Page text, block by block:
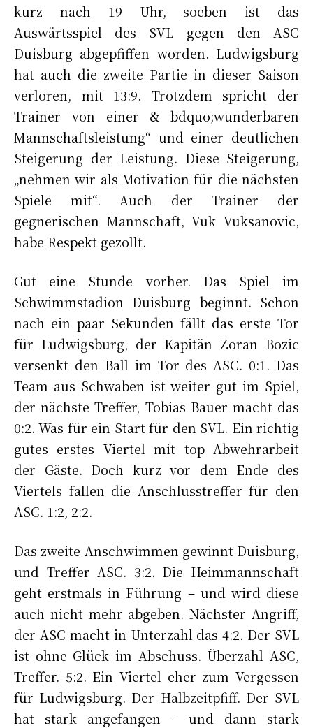
kurz nach 19 Uhr, soeben ist das
Auswärtsspiel des SVL gegen den ASC
Duisburg abgepfiffen worden. Ludwigsburg
hat auch die zweite Partie in dieser Saison
verloren, mit 13:9. Trotzdem spricht der
Trainer von einer & bdquo;wunderbaren
Mannschaftsleistung“ und einer deutlichen
Steigerung der Leistung. Diese Steigerung,
„nehmen wir als Motivation für die nächsten
Spiele mit“. Auch der Trainer der
gegnerischen Mannschaft, Vuk Vuksanovic,
habe Respekt gezollt.
Gut eine Stunde vorher. Das Spiel im
Schwimmstadion Duisburg beginnt. Schon
nach ein paar Sekunden fällt das erste Tor
für Ludwigsburg, der Kapitän Zoran Bozic
versenkt den Ball im Tor des ASC. 0:1. Das
Team aus Schwaben ist weiter gut im Spiel,
der nächste Treffer, Tobias Bauer macht das
0:2. Was für ein Start für den SVL. Ein richtig
gutes erstes Viertel mit top Abwehrarbeit
der Gäste. Doch kurz vor dem Ende des
Viertels fallen die Anschlusstreffer für den
ASC. 1:2, 2:2.
Das zweite Anschwimmen gewinnt Duisburg,
und Treffer ASC. 3:2. Die Heimmannschaft
geht erstmals in Führung – und wird diese
auch nicht mehr abgeben. Nächster Angriff,
der ASC macht in Unterzahl das 4:2. Der SVL
ist ohne Glück im Abschuss. Überzahl ASC,
Treffer. 5:2. Ein Viertel eher zum Vergessen
für Ludwigsburg. Der Halbzeitpfiff. Der SVL
hat stark angefangen – und dann stark